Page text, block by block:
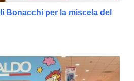
Bonacchi per la miscela del